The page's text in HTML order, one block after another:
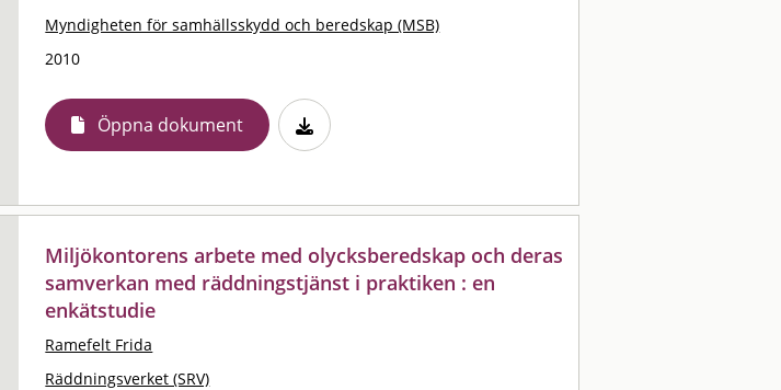
Myndigheten för samhällsskydd och beredskap (MSB)
2010
Öppna dokument
Miljökontorens arbete med olycksberedskap och deras
samverkan med räddningstjänst i praktiken : en
enkätstudie
Ramefelt Frida
Räddningsverket (SRV)